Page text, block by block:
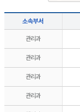
소속부서
관리과
관리과
관리과
관리과